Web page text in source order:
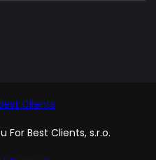
Best Clients, s.r.o.